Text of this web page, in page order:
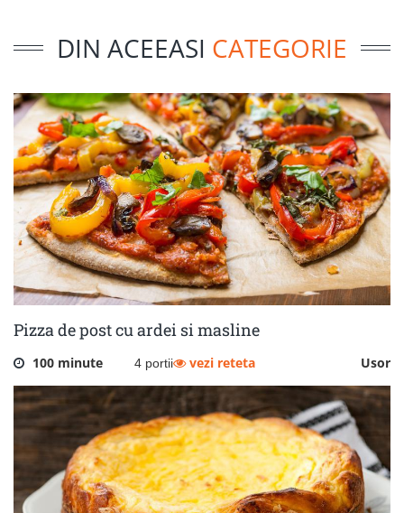
DIN ACEEASI CATEGORIE
Pizza de post cu ardei si masline
100 minute 4 portii Usor
vezi reteta